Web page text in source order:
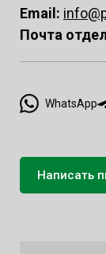
Email:
Почта
WhatsApp
Написать